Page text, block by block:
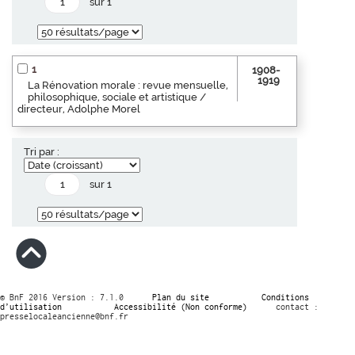
1
La Rénovation morale : revue mensuelle,
philosophique, sociale et artistique /
directeur, Adolphe Morel
1908-
1919
Tri par :
sur 1
© BnF 2016 Version : 7.1.0 Plan du site
Conditions
d’utilisation
Accessibilité (Non conforme)
contact :
presselocaleancienne@bnf.fr